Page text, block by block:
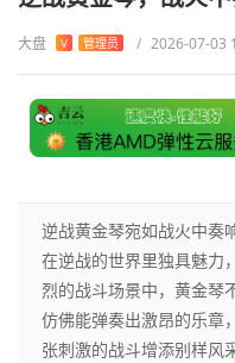
大盘 V 管理员 / 2026-07-03
逆战黄金琴宛如战火中奏
在逆战的世界里独具魅力
烈的战斗场景中，黄金琴
仿佛能弹奏出激昂的乐章
张刺激的战斗增添别样风